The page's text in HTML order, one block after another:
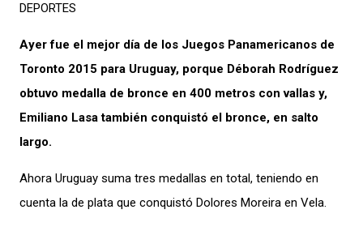
DEPORTES
Ayer fue el mejor día de los Juegos Panamericanos de
Toronto 2015 para Uruguay, porque Déborah Rodríguez
obtuvo medalla de bronce en 400 metros con vallas y,
Emiliano Lasa también conquistó el bronce, en salto
largo.
Ahora Uruguay suma tres medallas en total, teniendo en
cuenta la de plata que conquistó Dolores Moreira en Vela.